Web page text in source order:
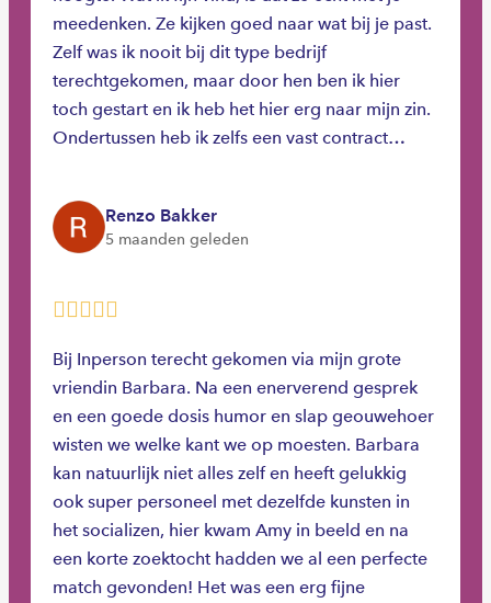
meedenken. Ze kijken goed naar wat bij je past.
Zelf was ik nooit bij dit type bedrijf
terechtgekomen, maar door hen ben ik hier
toch gestart en ik heb het hier erg naar mijn zin.
Ondertussen heb ik zelfs een vast contract
voor deze kans en zou ze zeker aanraden.
Renzo Bakker
5 maanden geleden
Bij Inperson terecht gekomen via mijn grote
vriendin Barbara. Na een enerverend gesprek
en een goede dosis humor en slap geouwehoer
wisten we welke kant we op moesten. Barbara
kan natuurlijk niet alles zelf en heeft gelukkig
ook super personeel met dezelfde kunsten in
het socializen, hier kwam Amy in beeld en na
een korte zoektocht hadden we al een perfecte
match gevonden! Het was een erg fijne